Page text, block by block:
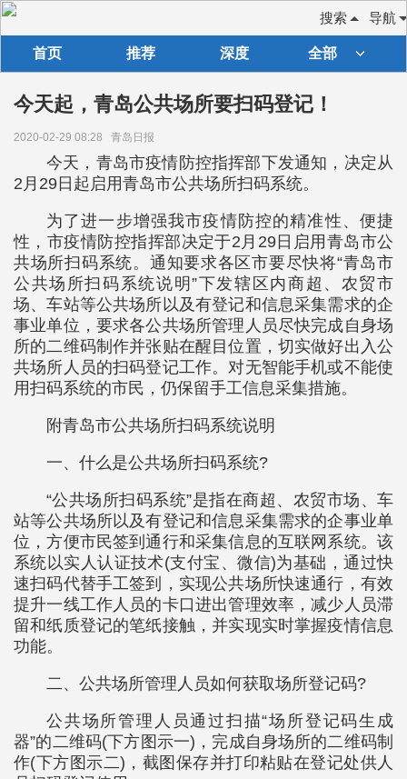
导航
搜索
首页 推荐 深度 全部
今天起，青岛公共场所要扫码登记！
2020-02-29 08:28 青岛日报
今天，青岛市疫情防控指挥部下发通知，决定从
2月29日起启用青岛市公共场所扫码系统。
为了进一步增强我市疫情防控的精准性、便捷
性，市疫情防控指挥部决定于2月29日启用青岛市公
共场所扫码系统。通知要求各区市要尽快将“青岛市
公共场所扫码系统说明”下发辖区内商超、农贸市
场、车站等公共场所以及有登记和信息采集需求的企
事业单位，要求各公共场所管理人员尽快完成自身场
所的二维码制作并张贴在醒目位置，切实做好出入公
共场所人员的扫码登记工作。对无智能手机或不能使
用扫码系统的市民，仍保留手工信息采集措施。
附青岛市公共场所扫码系统说明
一、什么是公共场所扫码系统?
“公共场所扫码系统”是指在商超、农贸市场、车
站等公共场所以及有登记和信息采集需求的企事业单
位，方便市民签到通行和采集信息的互联网系统。该
系统以实人认证技术(支付宝、微信)为基础，通过快
速扫码代替手工签到，实现公共场所快速通行，有效
提升一线工作人员的卡口进出管理效率，减少人员滞
留和纸质登记的笔纸接触，并实现实时掌握疫情信息
功能。
二、公共场所管理人员如何获取场所登记码?
公共场所管理人员通过扫描“场所登记码生成
器”的二维码(下方图示一)，完成自身场所的二维码制
作(下方图示二)，截图保存并打印粘贴在登记处供人